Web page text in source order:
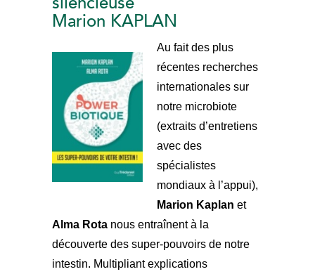
Marion KAPLAN
Au fait des plus
récentes recherches
internationales sur
notre microbiote
(extraits d’entretiens
avec des
spécialistes
mondiaux à l’appui),
Marion Kaplan et
Alma Rota nous entraînent à la
découverte des super-pouvoirs de notre
intestin. Multipliant explications